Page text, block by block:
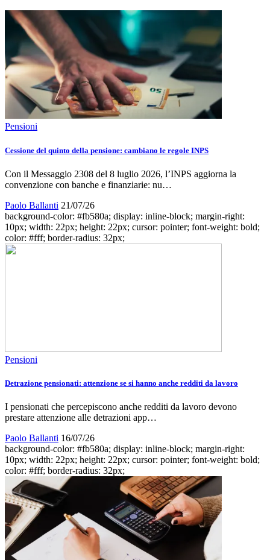
Pensioni
Cessione del quinto della pensione: cambiano le regole INPS
Con il Messaggio 2308 del 8 luglio 2026, l’INPS aggiorna la
convenzione con banche e finanziarie: nu…
Paolo Ballanti 21/07/26
background-color: #fb580a; display: inline-block; margin-right:
10px; width: 22px; height: 22px; cursor: pointer; font-weight: bold;
color: #fff; border-radius: 32px;
Pensioni
Detrazione pensionati: attenzione se si hanno anche redditi da lavoro
I pensionati che percepiscono anche redditi da lavoro devono
prestare attenzione alle detrazioni app…
Paolo Ballanti 16/07/26
background-color: #fb580a; display: inline-block; margin-right:
10px; width: 22px; height: 22px; cursor: pointer; font-weight: bold;
color: #fff; border-radius: 32px;